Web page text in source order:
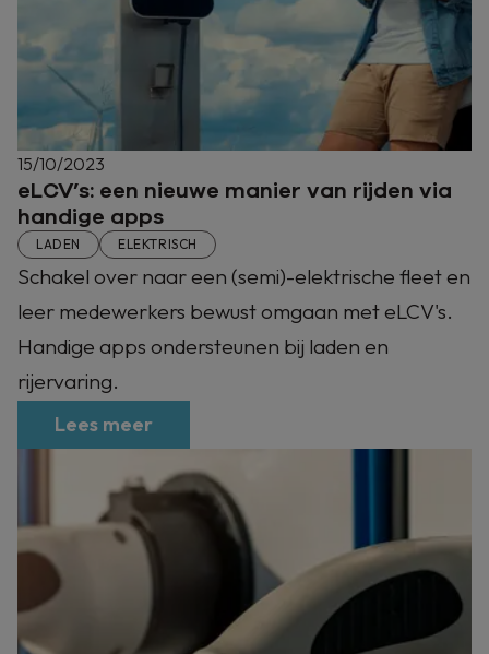
15/10/2023
eLCV’s: een nieuwe manier van rijden via
handige apps
LADEN ELEKTRISCH
Schakel over naar een (semi)-elektrische fleet en
leer medewerkers bewust omgaan met eLCV's.
Handige apps ondersteunen bij laden en
rijervaring.
Lees meer